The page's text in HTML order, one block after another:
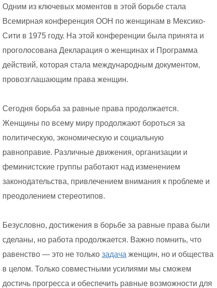
Одним из ключевых моментов в этой борьбе стала
Всемирная конференция ООН по женщинам в Мексико-
Сити в 1975 году. На этой конференции была принята и
проголосована Декларация о женщинах и Программа
действий, которая стала международным документом,
провозглашающим права женщин.
Сегодня борьба за равные права продолжается.
Женщины по всему миру продолжают бороться за
политическую, экономическую и социальную
равноправие. Различные движения, организации и
феминистские группы работают над изменением
законодательства, привлечением внимания к проблеме и
преодолением стереотипов.
Безусловно, достижения в борьбе за равные права были
сделаны, но работа продолжается. Важно помнить, что
равенство — это не только задача женщин, но и общества
в целом. Только совместными усилиями мы сможем
достичь прогресса и обеспечить равные возможности для